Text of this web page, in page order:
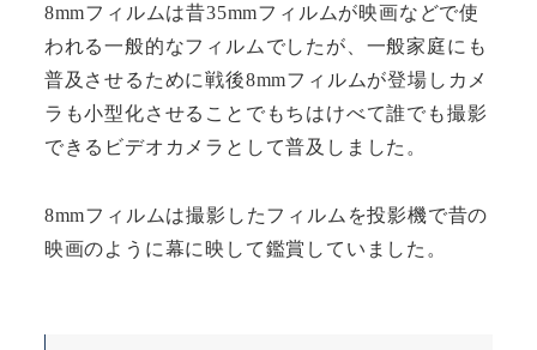
8mmフィルムは昔35mmフィルムが映画などで使
われる一般的なフィルムでしたが、一般家庭にも
普及させるために戦後8mmフィルムが登場しカメ
ラも小型化させることでもちはけべて誰でも撮影
できるビデオカメラとして普及しました。
8mmフィルムは撮影したフィルムを投影機で昔の
映画のように幕に映して鑑賞していました。